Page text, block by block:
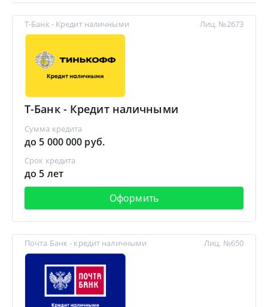
Т-Банк - Кредит наличными
Т-Банк - Кредит наличными
Сумма кредита
до 5 000 000 руб.
Срок кредита
до 5 лет
Оформить
Лиц. №2673
Почта Банк - кредит наличными Лиц. №650